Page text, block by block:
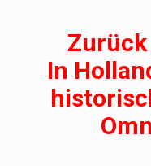
Zurück
In